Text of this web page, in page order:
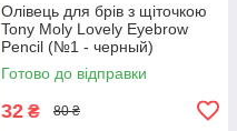
Олівець для брів з щіточкою
Tony Moly Lovely Eyebrow
Pencil (№1 - черный)
Готово до відправки
32 ₴ 80 ₴